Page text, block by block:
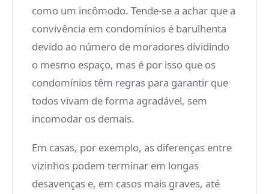
como um incômodo. Tende-se a achar que a
convivência em condomínios é barulhenta
devido ao número de moradores dividindo
o mesmo espaço, mas é por isso que os
condomínios têm regras para garantir que
todos vivam de forma agradável, sem
incomodar os demais.
Em casas, por exemplo, as diferenças entre
vizinhos podem terminar em longas
desavenças e, em casos mais graves, até